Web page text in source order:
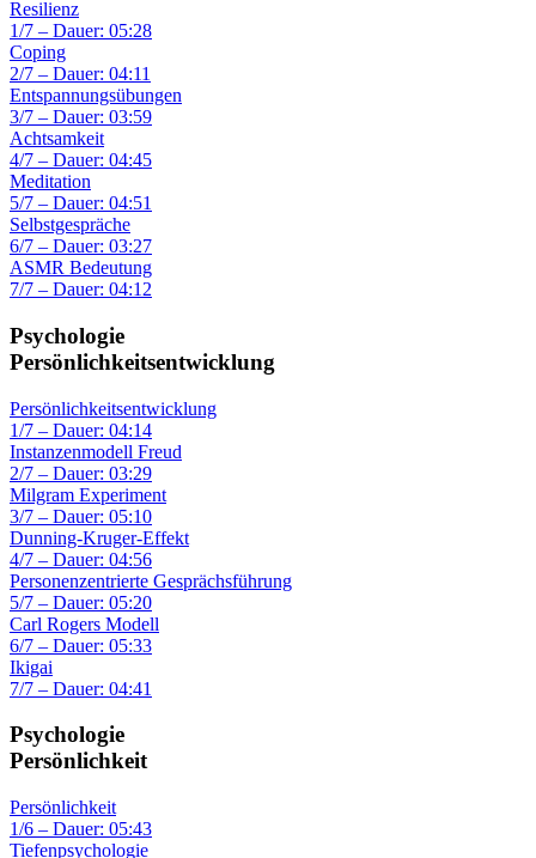
Resilienz
1/7 – Dauer: 05:28
Coping
2/7 – Dauer: 04:11
Entspannungsübungen
3/7 – Dauer: 03:59
Achtsamkeit
4/7 – Dauer: 04:45
Meditation
5/7 – Dauer: 04:51
Selbstgespräche
6/7 – Dauer: 03:27
ASMR Bedeutung
7/7 – Dauer: 04:12
Psychologie
Persönlichkeitsentwicklung
Persönlichkeitsentwicklung
1/7 – Dauer: 04:14
Instanzenmodell Freud
2/7 – Dauer: 03:29
Milgram Experiment
3/7 – Dauer: 05:10
Dunning-Kruger-Effekt
4/7 – Dauer: 04:56
Personenzentrierte Gesprächsführung
5/7 – Dauer: 05:20
Carl Rogers Modell
6/7 – Dauer: 05:33
Ikigai
7/7 – Dauer: 04:41
Psychologie
Persönlichkeit
Persönlichkeit
1/6 – Dauer: 05:43
Tiefenpsychologie